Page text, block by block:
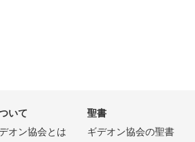
いて
オン協会とは
聖書
ギデオン協会の聖書